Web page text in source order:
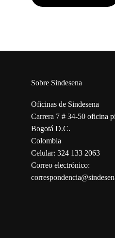
Sobre Sindesena
Oficinas de Sindesena
Carrera 7 # 34-50 oficina
Bogotá D.C.
Colombia
Celular: 324 133 2063
Correo electrónico: